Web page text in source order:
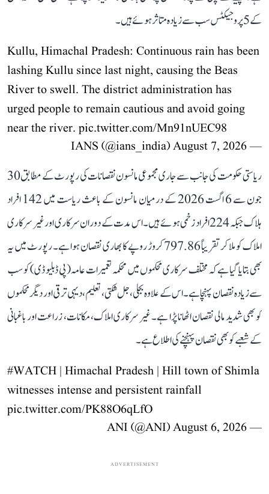
کے 5 پروجیکٹس سب سے زیادہ متاثر ہوئے ہیں۔
Kullu, Himachal Pradesh: Continuous rain has been
lashing Kullu since last night, causing the Beas
River to swell. The district administration has
urged people to remain cautious and avoid going
near the river. pic.twitter.com/Mn91nUEC98
— IANS (@ians_india)
August 7, 2026
ریاستی حکومت کی جانب سے جاری مجموعی مانسون نقصانات کی رپورٹ کے مطابق 30
جون سے 6 اگست 2026 کے درمیان مانسون کے باعث ریاست میں 142 افراد
ہلاک جبکہ 224 افراد زخمی ہوئے ہیں۔ اس مدت کے دوران سرکاری اور غیر سرکاری
املاک کو ملا کر تقریباً 797.86 کروڑ روپے کا بھاری نقصان ہوا ہے۔ رپورٹ میں یہ
بھی بتایا گیا ہے کہ مختلف سرکاری محکموں میں محکمہ تعمیرات عامہ (پی ڈبلیو ڈی) کو سب
سے زیادہ نقصان پہنچا ہے۔ اس کے علاوہ بجلی، جل شکتی، تعلیم، دیہی ترقی اور دیگر محکموں
کو بھی شدید مالی نقصان اٹھانا پڑا ہے۔ غیر سرکاری املاک، مکانات، زراعت اور باغبانی
کے شعبے کو بھی نقصان پہنچنے کی اطلاع ہے۔
#WATCH | Himachal Pradesh | Hill town of Shimla
witnesses intense and persistent rainfall
pic.twitter.com/PK88O6qLfO
— ANI (@ANI)
August 6, 2026
ADVERTISEMENT